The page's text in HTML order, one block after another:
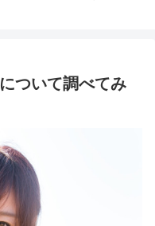
ついて調べてみ